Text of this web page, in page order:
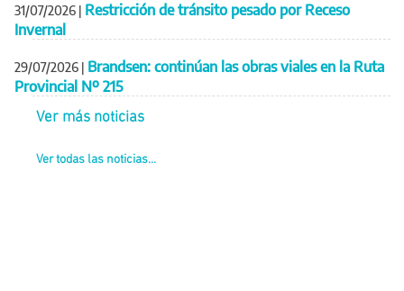
31/07/2026 | Restricción de tránsito pesado por Receso
Invernal
29/07/2026 | Brandsen: continúan las obras viales en la Ruta
Provincial Nº 215
Ver más noticias
Ver todas las noticias...